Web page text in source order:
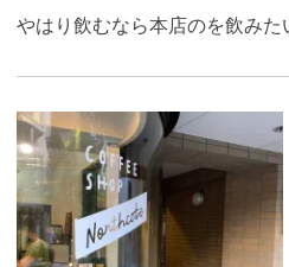
やはり飲むなら本店のを飲みた